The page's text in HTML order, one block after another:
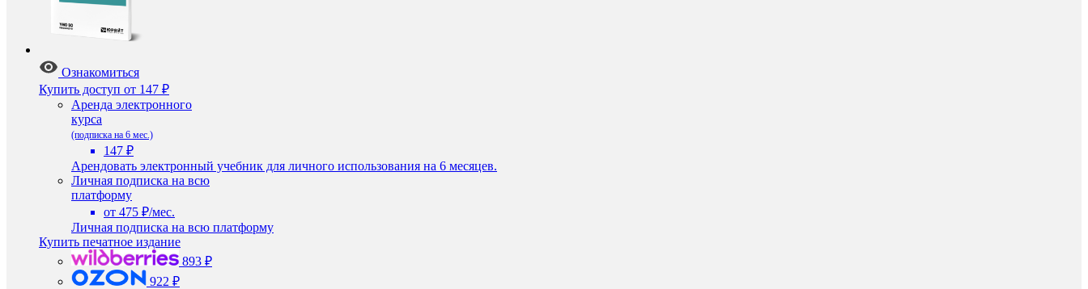
Ознакомиться
Купить доступ от 147 ₽
Аренда электронного
курса
(подписка на 6 мес.)
147 ₽
Арендовать электронный учебник для личного использования на 6 месяцев.
Личная подписка на всю
платформу
от 475 ₽/мес.
Личная подписка на всю платформу
Купить печатное издание
893 ₽
922 ₽